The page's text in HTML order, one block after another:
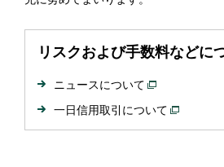
リスクおよび手数料などに
ニュースについて
一日信用取引について